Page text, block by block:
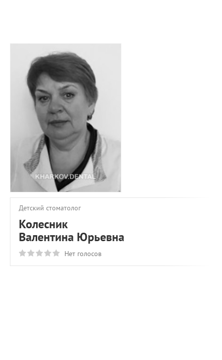
О ПРОЕКТЕ
ОБРАТНАЯ СВЯЗЬ
Детский стоматолог
Колесник
Валентина Юрьевна
Нет голосов